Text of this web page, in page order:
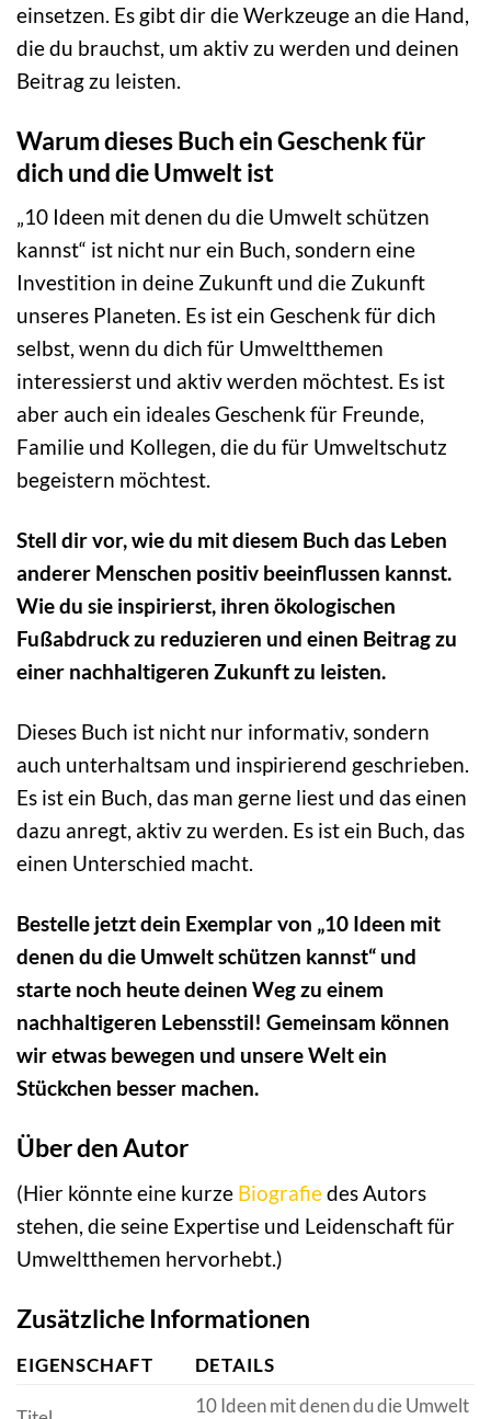
einsetzen. Es gibt dir die Werkzeuge an die Hand,
die du brauchst, um aktiv zu werden und deinen
Beitrag zu leisten.
Warum dieses Buch ein Geschenk für
dich und die Umwelt ist
„10 Ideen mit denen du die Umwelt schützen
kannst“ ist nicht nur ein Buch, sondern eine
Investition in deine Zukunft und die Zukunft
unseres Planeten. Es ist ein Geschenk für dich
selbst, wenn du dich für Umweltthemen
interessierst und aktiv werden möchtest. Es ist
aber auch ein ideales Geschenk für Freunde,
Familie und Kollegen, die du für Umweltschutz
begeistern möchtest.
Stell dir vor, wie du mit diesem Buch das Leben
anderer Menschen positiv beeinflussen kannst.
Wie du sie inspirierst, ihren ökologischen
Fußabdruck zu reduzieren und einen Beitrag zu
einer nachhaltigeren Zukunft zu leisten.
Dieses Buch ist nicht nur informativ, sondern
auch unterhaltsam und inspirierend geschrieben.
Es ist ein Buch, das man gerne liest und das einen
dazu anregt, aktiv zu werden. Es ist ein Buch, das
einen Unterschied macht.
Bestelle jetzt dein Exemplar von „10 Ideen mit
denen du die Umwelt schützen kannst“ und
starte noch heute deinen Weg zu einem
nachhaltigeren Lebensstil! Gemeinsam können
wir etwas bewegen und unsere Welt ein
Stückchen besser machen.
Über den Autor
(Hier könnte eine kurze Biografiedes Autors
stehen, die seine Expertise und Leidenschaft für
Umweltthemen hervorhebt.)
Zusätzliche Informationen
EIGENSCHAFT DETAILS
10 Ideen mit denen du die Umwelt